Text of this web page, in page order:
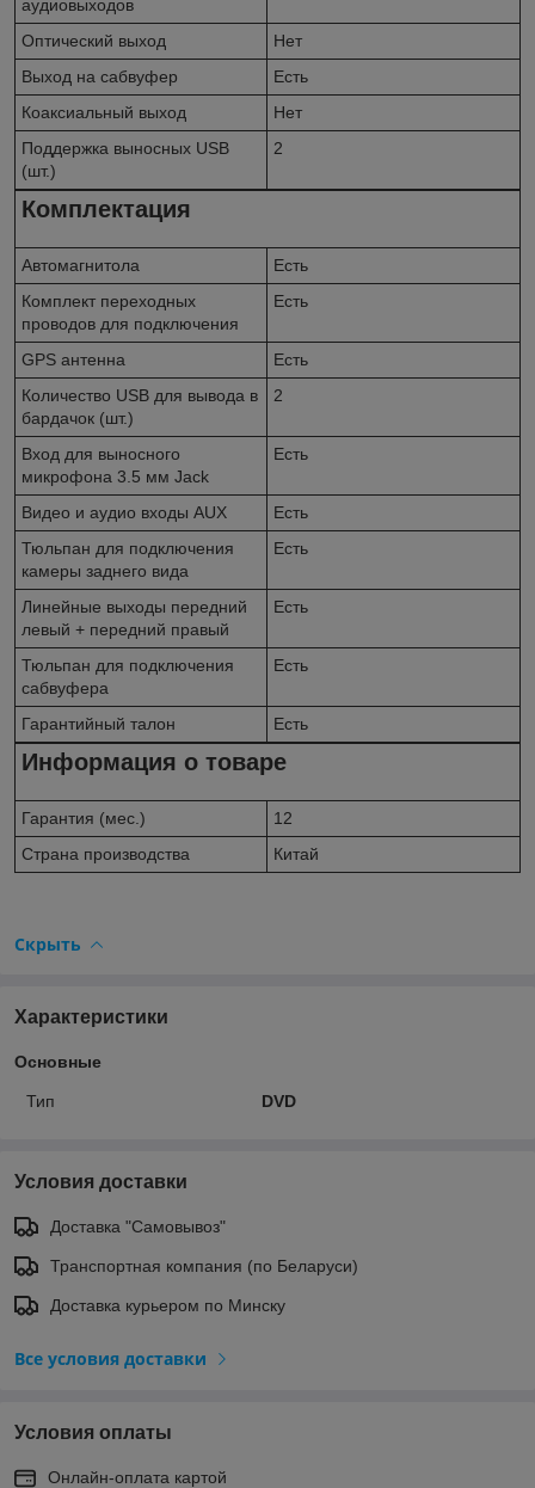
аудиовыходов
Оптический выход
Нет
Выход на сабвуфер
Есть
Коаксиальный выход
Нет
Поддержка выносных USB
(шт.)
2
Комплектация
Автомагнитола
Есть
Комплект переходных
проводов для подключения
Есть
GPS антенна
Есть
Количество USB для вывода в
бардачок (шт.)
2
Вход для выносного
микрофона 3.5 мм Jack
Есть
Видео и аудио входы AUX
Есть
Тюльпан для подключения
камеры заднего вида
Есть
Линейные выходы передний
левый + передний правый
Есть
Тюльпан для подключения
сабвуфера
Есть
Гарантийный талон Есть
Информация о товаре
Гарантия (мес.)
12
Страна производства
Китай
Скрыть
Характеристики
Основные
Тип DVD
Условия доставки
Доставка "Самовывоз"
Транспортная компания (по Беларуси)
Доставка курьером по Минску
Все условия доставки
Условия оплаты
Онлайн-оплата картой